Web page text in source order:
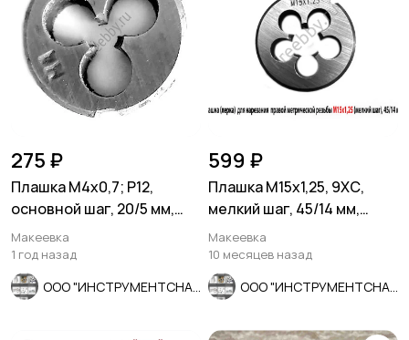
275 ₽
Плашка М4х0,7; Р12,
основной шаг, 20/5 мм,
ГОСТ 7740-71, СССР.
Макеевка
1 год назад
599 ₽
Плашка М15х1,25, 9ХС,
мелкий шаг, 45/14 мм,
ГОСТ 7740-71
Макеевка
10 месяцев назад